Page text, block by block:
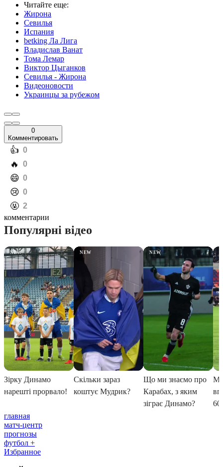
Читайте еще:
Жирона
Севилья
Испания
betking Ла Лига
Владислав Ванат
Тома Лемар
Виктор Цыганков
Севилья - Жирона
Видеоновости
Украинцы за рубежом
0
Комментировать
️👍 0
️🔥 0
️😄 0
️😢 0
️🤬 2
комментарии
главная
матч-центр
прогнозы
футбол +
Избранное